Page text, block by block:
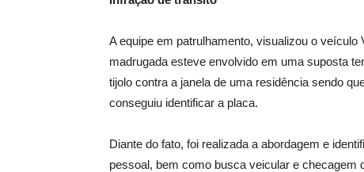
A equipe em patrulhamento, visualizou o
madrugada esteve envolvido em uma suposta
tijolo contra a janela de uma residência sendo
conseguiu identificar a placa.
Diante do fato, foi realizada a abordagem e
pessoal, bem como busca veicular e checagem